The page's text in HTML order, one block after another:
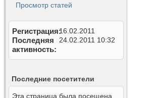
Просмотр статей
Регистрация16.02.2011
Последняя
активность
24.02.2011 10:32
Последние посетители
Эта страница была посещена